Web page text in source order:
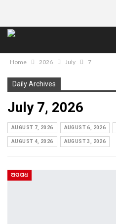
Home 2026 July 7
Daily Archives
July 7, 2026
AUGUST 7, 2026 AUGUST 6, 2026
AUGUST 4, 2026 AUGUST 3, 2026
ଅପରାଧ